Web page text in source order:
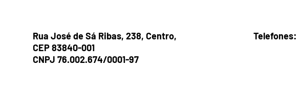
Rua José de Sá Ribas, 238, Centro,
CEP 83840-001
CNPJ 76.002.674/0001-97
Telefones: